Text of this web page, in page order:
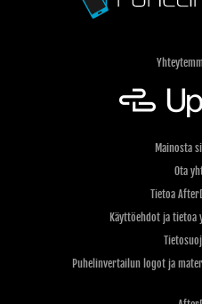
Mainosta
Ota
Tietoa
Käyttöehdot ja tietoa
Puhelinvertailun logot ja